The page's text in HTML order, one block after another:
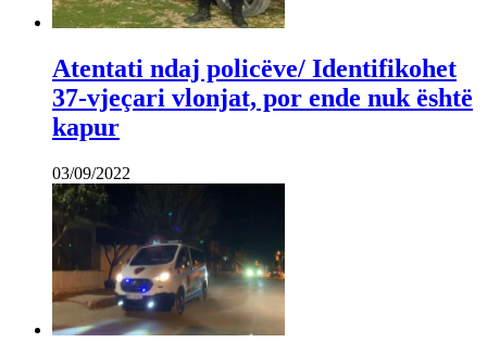
Atentati ndaj policëve/ Identifikohet
37-vjeçari vlonjat, por ende nuk është
kapur
03/09/2022